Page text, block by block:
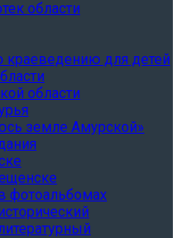
области
для детей
области
земле Амурской»
фотоальбомах